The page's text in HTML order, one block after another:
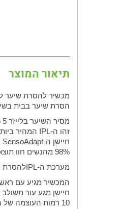
תיאור המוצר
מכשיר להסרת שיער
הסרת שיער בבית
מסיר השיער בלייזר 5
זהו ה-IPL המהיר ביותר
חיישן ה-SensoAdapt
98% מהנשים חוו תוצאות מורגשות תוך 4 שבועות בלבד.
מערכת ה-IPLלהסרת
המכשיר מגיע עם ראש
חיישן מגע עור
10 רמות העוצמה של ה-